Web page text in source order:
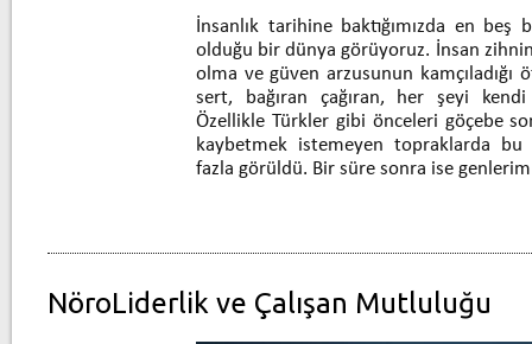
İnsanlık tarihine baktığımızda en beş
olduğu bir dünya görüyoruz. İnsan
olma ve güven arzusunun kamçıladığı
sert, bağıran çağıran, her şeyi
Özellikle Türkler gibi önceleri göçebe
kaybetmek istemeyen topraklarda
fazla görüldü. Bir süre sonra ise
NöroLiderlik ve Çalışan Mutluluğu